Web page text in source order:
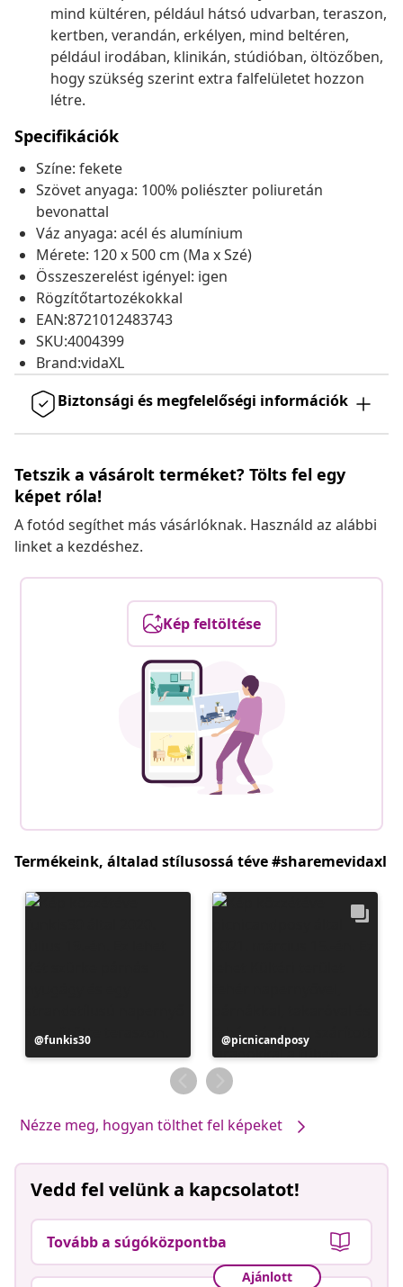
mind kültéren, például hátsó udvarban, teraszon,
kertben, verandán, erkélyen, mind beltéren,
például irodában, klinikán, stúdióban, öltözőben,
hogy szükség szerint extra falfelületet hozzon
létre.
Specifikációk
Színe: fekete
Szövet anyaga: 100% poliészter poliuretán
bevonattal
Váz anyaga: acél és alumínium
Mérete: 120 x 500 cm (Ma x Szé)
Összeszerelést igényel: igen
Rögzítőtartozékokkal
EAN:8721012483743
SKU:4004399
Brand:vidaXL
Biztonsági és megfelelőségi információk
Tetszik a vásárolt terméket? Tölts fel egy
képet róla!
A fotód segíthet más vásárlóknak. Használd az alábbi
linket a kezdéshez.
Kép feltöltése
Termékeink, általad stílusossá téve #sharemevidaxl
Bejegyzés
közzétevője
funkis30
Bejegyzés
közzétevője
picnicandposy
Nézze meg, hogyan tölthet fel képeket
Vedd fel velünk a kapcsolatot!
Tovább a súgóközpontba
Ajánlott